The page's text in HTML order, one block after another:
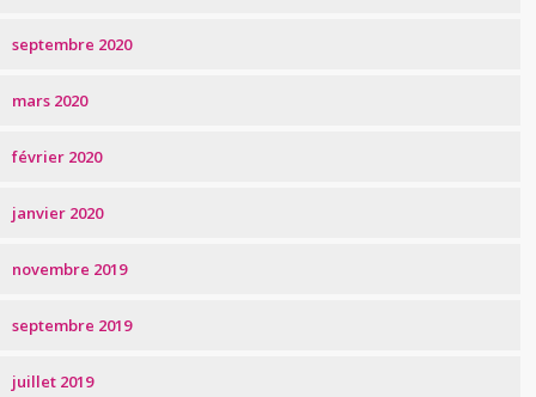
septembre 2020
mars 2020
février 2020
janvier 2020
novembre 2019
septembre 2019
juillet 2019